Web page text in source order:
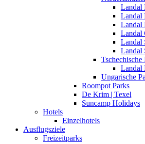
Landal
Landal
Landal
Landal
Landal
Landal
Tschechische
Landal
Ungarische
Roompot Parks
De Krim | Texel
Suncamp Holidays
Hotels
Einzelhotels
Ausflugsziele
Freizeitparks